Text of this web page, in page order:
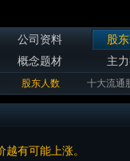
公司资料
股
概念题材 主
股东人数 十大流通
有可能上涨。